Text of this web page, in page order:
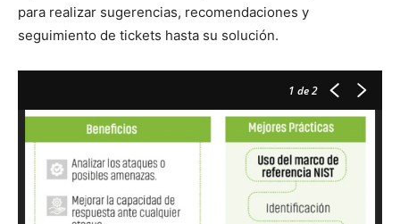
para realizar sugerencias, recomendaciones y
seguimiento de tickets hasta su solución.
1 de 2